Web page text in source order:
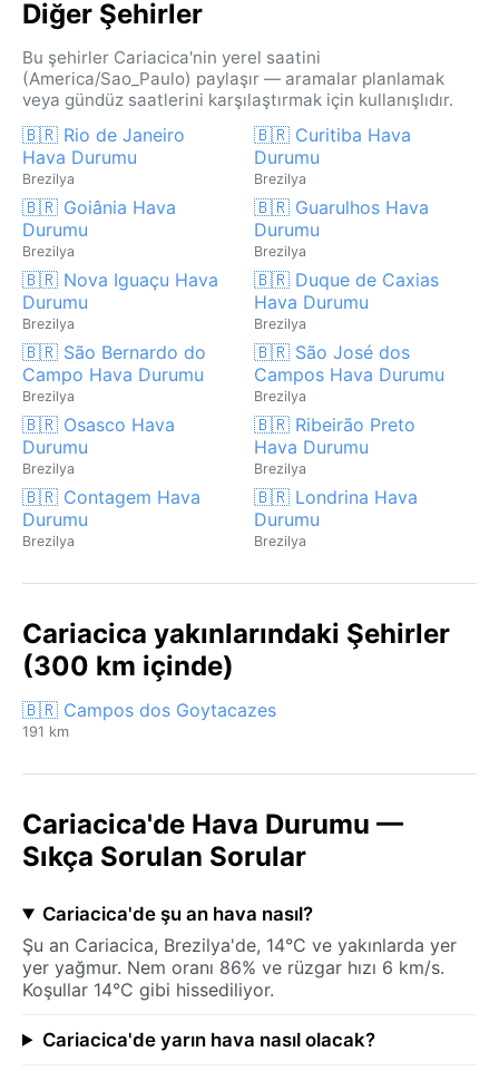
Diğer Şehirler
Bu şehirler Cariacica'nin yerel saatini
(America/Sao_Paulo) paylaşır — aramalar planlamak
veya gündüz saatlerini karşılaştırmak için kullanışlıdır.
🇧🇷 Rio de Janeiro
Hava Durumu
Brezilya
🇧🇷 Curitiba Hava
Durumu
Brezilya
🇧🇷 Goiânia Hava
Durumu
Brezilya
🇧🇷 Guarulhos Hava
Durumu
Brezilya
🇧🇷 Nova Iguaçu Hava
Durumu
Brezilya
🇧🇷 Duque de Caxias
Hava Durumu
Brezilya
🇧🇷 São Bernardo do
Campo Hava Durumu
Brezilya
🇧🇷 São José dos
Campos Hava Durumu
Brezilya
🇧🇷 Osasco Hava
Durumu
Brezilya
🇧🇷 Ribeirão Preto
Hava Durumu
Brezilya
🇧🇷 Contagem Hava
Durumu
Brezilya
🇧🇷 Londrina Hava
Durumu
Brezilya
Cariacica yakınlarındaki Şehirler
(300 km içinde)
🇧🇷 Campos dos Goytacazes
191 km
Cariacica'de Hava Durumu —
Sıkça Sorulan Sorular
Cariacica'de şu an hava nasıl?
Şu an Cariacica, Brezilya'de, 14°C ve yakınlarda yer
yer yağmur. Nem oranı 86% ve rüzgar hızı 6 km/s.
Koşullar 14°C gibi hissediliyor.
Cariacica'de yarın hava nasıl olacak?